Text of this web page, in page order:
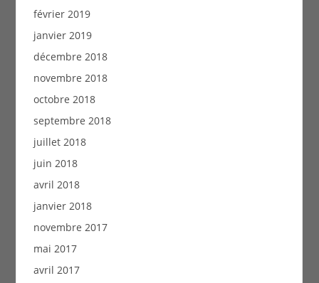
février 2019
janvier 2019
décembre 2018
novembre 2018
octobre 2018
septembre 2018
juillet 2018
juin 2018
avril 2018
janvier 2018
novembre 2017
mai 2017
avril 2017